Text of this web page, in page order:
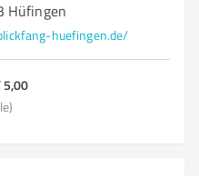
Hüfingen
huefingen.de/
5,00